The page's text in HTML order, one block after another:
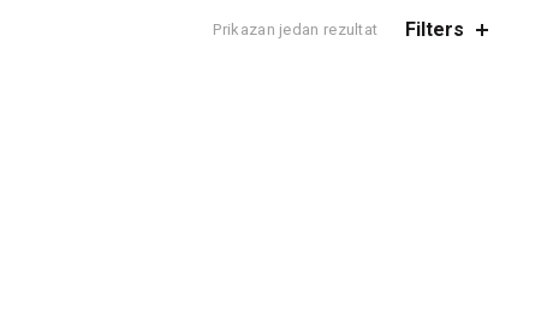
Prikazan jedan rezultat Filters